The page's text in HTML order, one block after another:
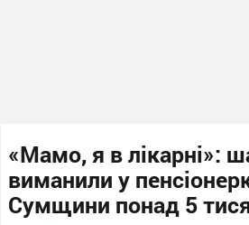
«Мамо, я в лікарні»:
виманили у
Сумщини понад 5